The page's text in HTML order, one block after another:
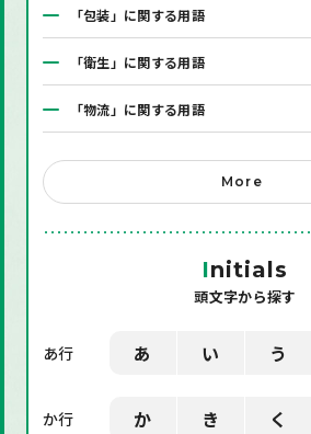
「包装」に関する用語
「衛生」に関する用語
「物流」に関する用語
「システム」に関する用語
「店舗備品」に関する用語
「環境」に関する用語
「業界用語」に関する用語
More
Initials
頭文字から探す
あ行 あ い う
か行 か き く